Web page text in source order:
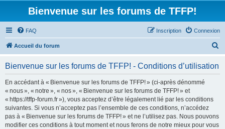
Bienvenue sur les forums de TFFP!
FAQ Connexion
Inscription
Accueil du forum
Bienvenue sur les forums de TFFP! - Conditions d’utilisation
En accédant à « Bienvenue sur les forums de TFFP! » (ci-après dénommé
« nous », « notre », « nos », « Bienvenue sur les forums de TFFP! » et
« https://tffp-forum.fr »), vous acceptez d’être légalement lié par les conditions
suivantes. Si vous n’acceptez pas l’ensemble de ces conditions, n’accédez
pas à « Bienvenue sur les forums de TFFP! » et ne l’utilisez pas. Nous pouvons
modifier ces conditions à tout moment et nous ferons de notre mieux pour vous